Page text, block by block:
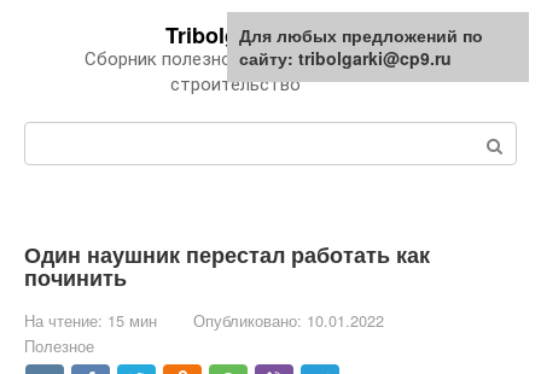
Tribolgarki.ru
Сборник полезной информации про
строительство
Один наушник перестал работать как
починить
На чтение: 15 мин Опубликовано: 10.01.2022
Полезное
Для любых предложений по
сайту: tribolgarki@cp9.ru